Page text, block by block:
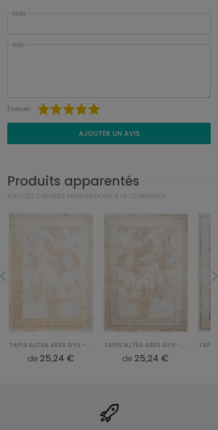
Alias
Avis
Évaluer:
AJOUTER UN AVIS
Produits apparentés
AJOUTEZ D’AUTRES PROPOSITIONS À LA COMMANDE
TAPIS NJ75A ARES GYU - ZŁOTY
de 25,24 €
TAPIS NJ75A ARES GYU - BEŻOWY
de 25,24 €